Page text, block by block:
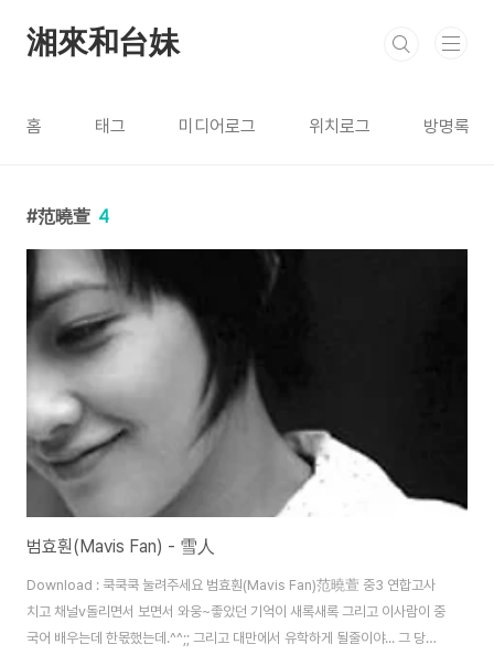
湘來和台妹
홈 태그 미디어로그 위치로그 방명록
范曉萱 4
범효훤(Mavis Fan) - 雪人
Download : 쿡쿡쿡 눌려주세요 범효훤(Mavis Fan)范曉萱 중3 연합고사
치고 채널v돌리면서 보면서 와웅~좋았던 기억이 새록새록 그리고 이사람이 중
국어 배우는데 한몫했는데.^^;; 그리고 대만에서 유학하게 될줄이야... 그 당시